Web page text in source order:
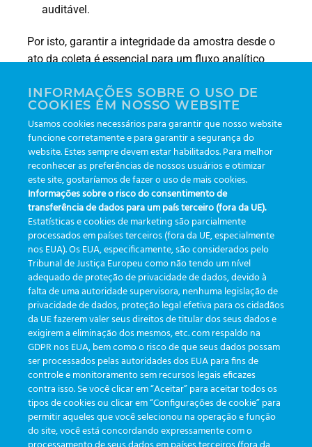
auditável.
Por isto, garantir a integridade da amostra desde o
ato da coleta é essencial para um fluxo analítico
os erros de coleta e fortalece a confiança de todos
os envolvidos.
Do registro ao resultado: A
jornada da amostra – parte 1
– Registro
Del registro al resultado: El
recorrido de la muestra –
Parte 3 – Selección
CATEGORÍAS
Actualizaciones(19)
Eventos(19)
Funcionalidades(35)
Boletines(111)
INFORMAÇÕES SOBRE O USO DE
COOKIES EM NOSSO WEBSITE
Usamos cookies necessários para garantir que nosso website
funcione corretamente e para garantir a segurança do
website. Estes sempre devem estar habilitados. Para melhor
reconhecer as preferências de nossos usuários e otimizar
este site, gostaríamos de fazer o uso de mais cookies.
Informações sobre o risco do consentimento de
transferência de dados para um país terceiro (fora da UE).
Estatísticas e cookies de marketing são parcialmente
processados em países terceiros (fora da UE, especialmente
nos EUA). Os EUA, especificamente, são considerados pelo
Tribunal de Justiça Europeu como não tendo um nível
adequado de proteção de privacidade de dados, devido à
falta de uma autoridade supervisora, nenhuma legislação de
privacidade de dados, proteção legal efetiva para os cidadãos
da UE fazerem valer seus direitos de titular dos seus dados e
exigirem a eliminação dos mesmos, etc. com respaldo na
GDPR nos EUA, bem como o risco de que seus dados possam
ser processados pelas autoridades dos EUA para fins de
controle e monitoramento sem recursos legais eficazes
contra isso. Se você clicar em “Aceitar” para aceitar todos os
tipos de cookies ou clicar em “Configurações de cookie” para
permitir aqueles que você selecionou na operação e função
do site, você está concordando expressamente com o